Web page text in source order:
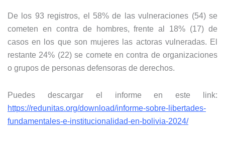
De los 93 registros, el 58% de las vulne­raciones (54) se
cometen en contra de hombres, frente al 18% (17) de
casos en los que son mujeres las actoras vulneradas. El
restante 24% (22) se comete en contra de organizaciones
o grupos de personas defensoras de derechos.
Puedes descargar el informe en este link:
https://redunitas.org/download/informe-sobre-libertades-
fundamentales-e-institucionalidad-en-bolivia-2024/